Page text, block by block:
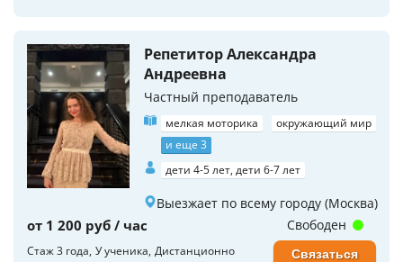
Репетитор Александра
Андреевна
Частный преподаватель
мелкая моторика
окружающий мир
и еще 3
дети 4-5 лет, дети 6-7 лет
Выезжает по всему городу (Москва)
от 1 200 руб / час
Стаж 3 года У ученика Дистанционно
Свободен
Связаться